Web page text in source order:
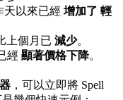
天以來已經 增加了 輕
上個月已 減少。
經 顯著價格下降。
，可以立即將 Spell